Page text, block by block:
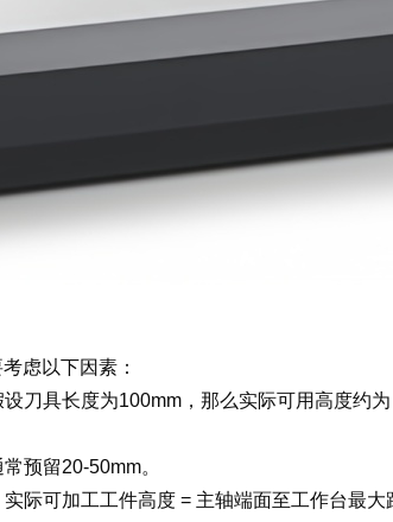
虑以下因素：
刀具长度为100mm，那么实际可用高度约
预留20-50mm。
际可加工工件高度 = 主轴端面至工作台最